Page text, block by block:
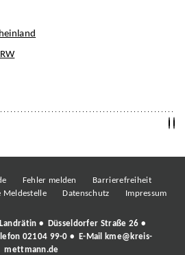
Fehler melden
Barrierefreiheit
Meldestelle Datenschutz Impressum
• Düsseldorfer Straße 26 •
02104 99-0 • E-Mail
kme@kreis-
mettmann.de